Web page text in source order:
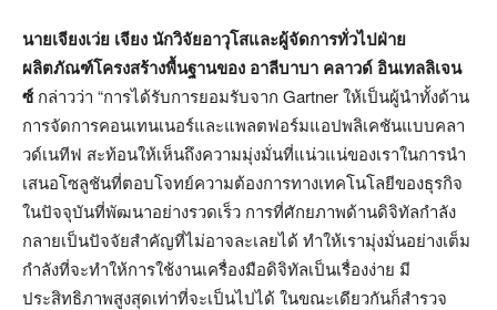
นายเจียงเว่ย เจียง นักวิจัยอาวุโสและผู้จัดการทั่วไปฝ่าย
ผลิตภัณฑ์โครงสร้างพื้นฐานของ อาลีบาบา คลาวด์ อินเทลลิเจน
ซ์กล่าวว่า “การได้รับการยอมรับจาก Gartnerให้เป็นผู้นำทั้งด้าน
การจัดการคอนเทนเนอร์และแพลตฟอร์มแอปพลิเคชันแบบคลา
วด์เนทีฟ สะท้อนให้เห็นถึงความมุ่งมั่นที่แน่วแน่ของเราในการนำ
เสนอโซลูชันที่ตอบโจทย์ความต้องการทางเทคโนโลยีของธุรกิจ
ในปัจจุบันที่พัฒนาอย่างรวดเร็ว การที่ศักยภาพด้านดิจิทัลกำลัง
กลายเป็นปัจจัยสำคัญที่ไม่อาจละเลยได้ ทำให้เรามุ่งมั่นอย่างเต็ม
กำลังที่จะทำให้การใช้งานเครื่องมือดิจิทัลเป็นเรื่องง่าย มี
ประสิทธิภาพสูงสุดเท่าที่จะเป็นไปได้ ในขณะเดียวกันก็สำรวจ